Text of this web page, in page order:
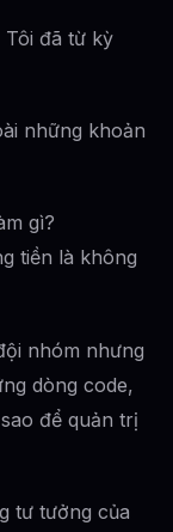
Tôi đã từ kỳ
những khoản
gì?
tiền là không
nhóm nhưng
dòng code,
để quản trị
tư tưởng của